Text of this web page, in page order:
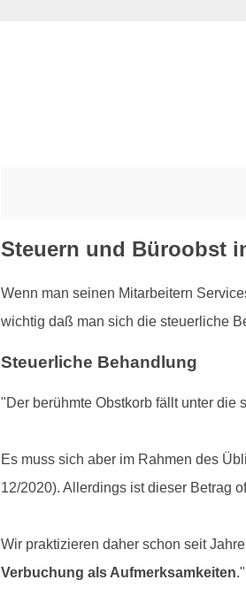
Steuern und Büroobst
Wenn man seinen Mitarbeitern
wichtig daß man sich die steuerliche
Steuerliche Behandlung
"Der berühmte Obstkorb fällt unter die
Es muss sich aber im Rahmen des
12/2020). Allerdings ist dieser Betrag
Wir praktizieren daher schon seit
Verbuchung als Aufmerksamkeiten."